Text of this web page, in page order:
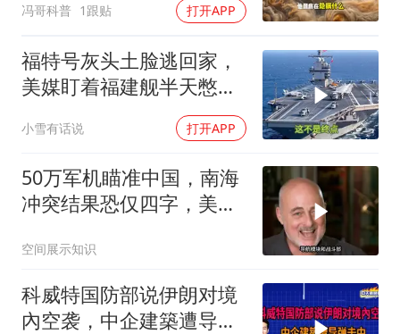
冯哥科普 1跟贴 打开APP
福特号灰头土脸逃回家，
美媒盯着福建舰半天憋出
一句话：这不是终点
小雪有话说 打开APP
50万军机瞄准中国，南海
冲突结果恐仅四字，美防
空间展示知识
科威特国防部说伊朗对境
內空袭，中企建築遭导弹